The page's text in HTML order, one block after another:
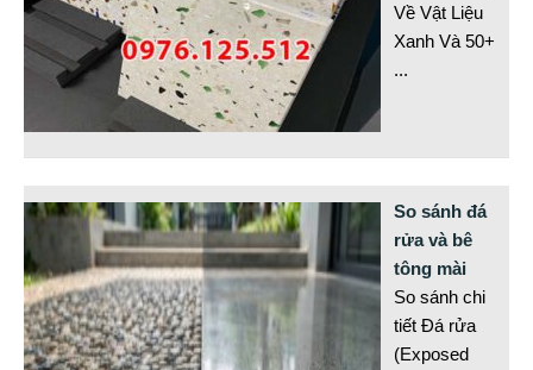
Về Vật Liệu
Xanh Và 50+
...
So sánh đá
rửa và bê
tông mài
So sánh chi
tiết Đá rửa
(Exposed